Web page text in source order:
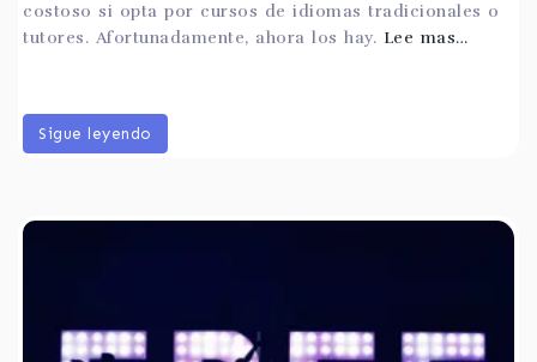
costoso si opta por cursos de idiomas tradicionales o
tutores. Afortunadamente, ahora los hay. Lee mas…
Sigue leyendo